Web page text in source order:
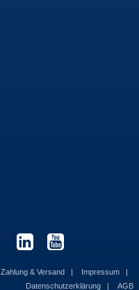
Zahlung & Versand
Impressum
Datenschutzerklärung
AGB